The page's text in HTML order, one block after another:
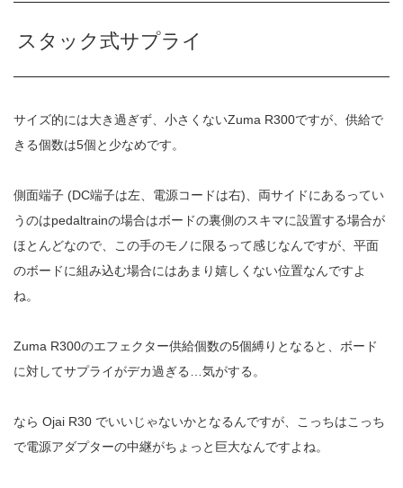
スタック式サプライ
サイズ的には大き過ぎず、小さくないZuma R300ですが、供給で
きる個数は5個と少なめです。
側面端子 (DC端子は左、電源コードは右)、両サイドにあるってい
うのはpedaltrainの場合はボードの裏側のスキマに設置する場合が
ほとんどなので、この手のモノに限るって感じなんですが、平面
のボードに組み込む場合にはあまり嬉しくない位置なんですよ
ね。
Zuma R300のエフェクター供給個数の5個縛りとなると、ボード
に対してサプライがデカ過ぎる…気がする。
なら Ojai R30 でいいじゃないかとなるんですが、こっちはこっち
で電源アダプターの中継がちょっと巨大なんですよね。